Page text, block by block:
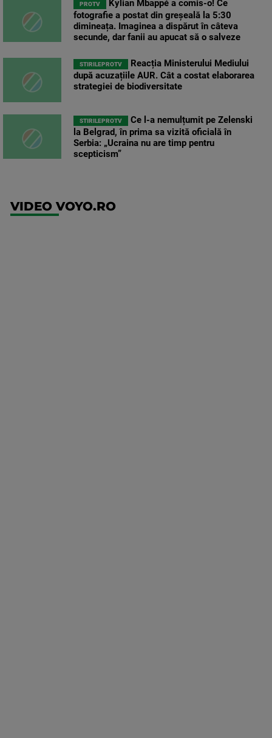
PROTV
Kylian Mbappé a comis-o! Ce
fotografie a postat din greșeală la 5:30
dimineața. Imaginea a dispărut în câteva
secunde, dar fanii au apucat să o salveze
STIRILEPROTV
Reacția Ministerului Mediului
după acuzațiile AUR. Cât a costat elaborarea
strategiei de biodiversitate
STIRILEPROTV
Ce l-a nemulțumit pe Zelenski
la Belgrad, în prima sa vizită oficială în
Serbia: „Ucraina nu are timp pentru
scepticism”
VIDEO VOYO.RO